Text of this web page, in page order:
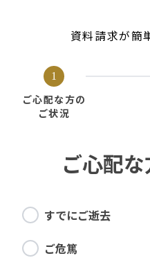
資料請求が簡
1
ご心配な方の
ご状況
ご心配
すでにご逝去
ご危篤